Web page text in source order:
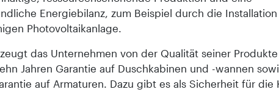
Energiebilanz, zum Beispiel durch die
Photovoltaikanlage.
das Unternehmen von der Qualität seiner
Jahren Garantie auf Duschkabinen und -wannen
auf Armaturen. Dazu gibt es als Sicherheit für die